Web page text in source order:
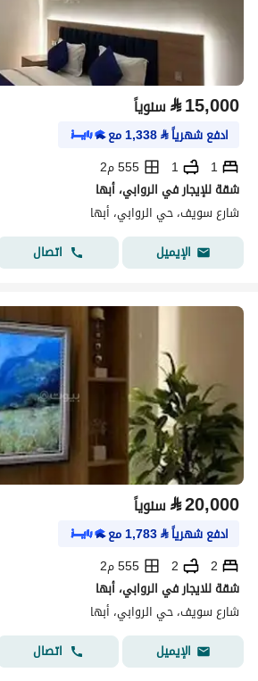
⃁15,000 سنوياً
ادفع شهرياً⃁
1,338مع
1
1
555 م2
شقة للإيجار في الروابي، أبها
شارع سويف، حي الروابي، أبها
الإيميل
اتصال
⃁20,000 سنوياً
ادفع شهرياً⃁
1,783مع
2
2
555 م2
شقة للايجار في الروابي، أبها
شارع سويف، حي الروابي، أبها
الإيميل
اتصال